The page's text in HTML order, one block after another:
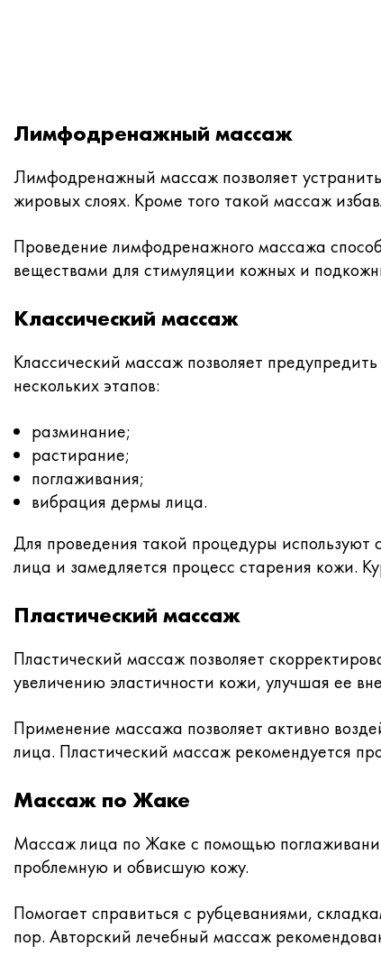
Лимфодренажный массаж
Лимфодренажный массаж позволяет
жировых слоях. Кроме того такой массаж
Проведение лимфодренажного массажа
веществами для стимуляции кожных и
Классический массаж
Классический массаж позволяет
нескольких этапов:
разминание;
растирание;
поглаживания;
вибрация дермы лица.
Для проведения такой процедуры
лица и замедляется процесс старения кожи.
Пластический массаж
Пластический массаж позволяет
увеличению эластичности кожи, улучшая ее
Применение массажа позволяет активно
лица. Пластический массаж рекомендуется
Массаж по Жаке
Массаж лица по Жаке с помощью
проблемную и обвисшую кожу.
Помогает справиться с рубцеваниями,
пор. Авторский лечебный массаж